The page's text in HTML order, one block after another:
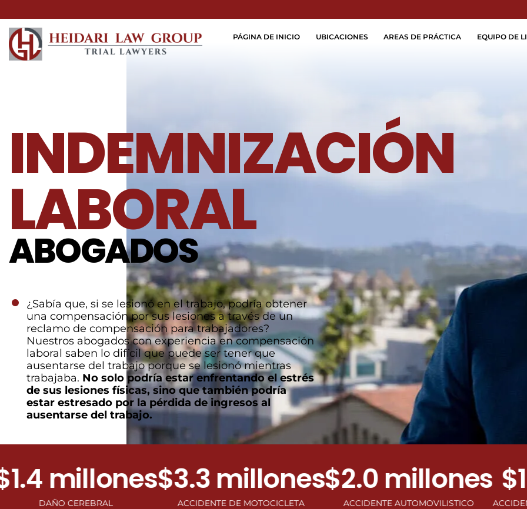
PÁGINA DE INICIO UBICACIONES AREAS DE PRÁCTICA EQUIPO DE
INDEMNIZACIÓN
LABORAL
ABOGADOS
¿Sabía que, si se lesionó en el trabajo, podría obtener
una compensación por sus lesiones a través de un
reclamo de compensación para trabajadores?
Nuestros abogados con experiencia en compensación
laboral saben lo difícil que puede ser tener que
ausentarse del trabajo porque se lesionó mientras
trabajaba. No solo podría estar enfrentando el estrés
de sus lesiones físicas, sino que también podría
estar estresado por la pérdida de ingresos al
ausentarse del trabajo.
millones
DAÑO CEREBRAL
$3.3 millones
ACCIDENTE DE MOTOCICLETA
$2.0 millones
ACCIDENTE AUTOMOVILISTICO ACCIDENTE DE